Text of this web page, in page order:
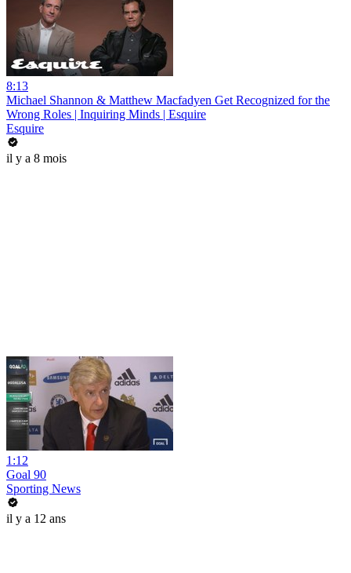
8:13
Michael Shannon & Matthew Macfadyen Get Recognized for the
Wrong Roles | Inquiring Minds | Esquire
Esquire
il y a 8 mois
1:12
Goal 90
Sporting News
il y a 12 ans